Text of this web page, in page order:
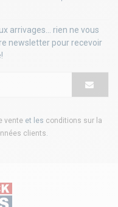
arrivages... rien ne vous
newsletter pour recevoir
vente et les conditions sur la
clients